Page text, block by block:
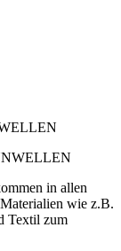
in allen
wie z.B.
Textil zum